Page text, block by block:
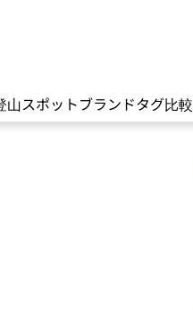
山スポットブランドタグ比較